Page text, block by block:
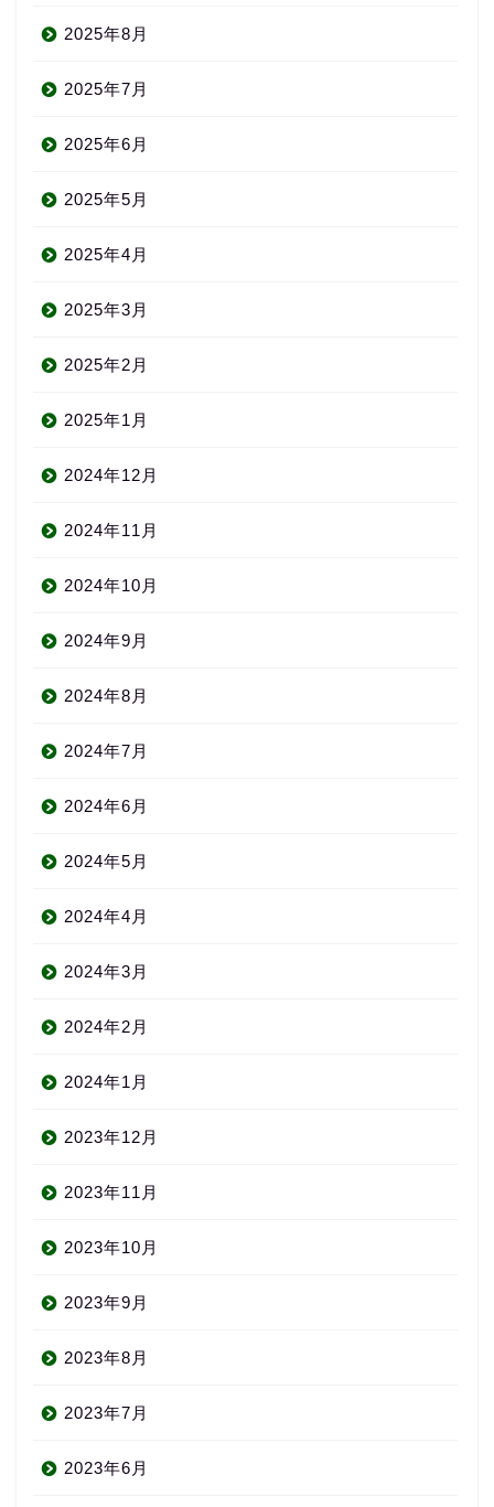
2025年8月
2025年7月
2025年6月
2025年5月
2025年4月
2025年3月
2025年2月
2025年1月
2024年12月
2024年11月
2024年10月
2024年9月
2024年8月
2024年7月
2024年6月
2024年5月
2024年4月
2024年3月
2024年2月
2024年1月
2023年12月
2023年11月
2023年10月
2023年9月
2023年8月
2023年7月
2023年6月